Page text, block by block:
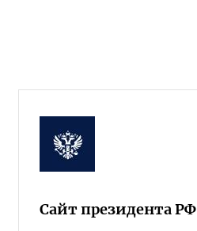
Сайт президента РФ